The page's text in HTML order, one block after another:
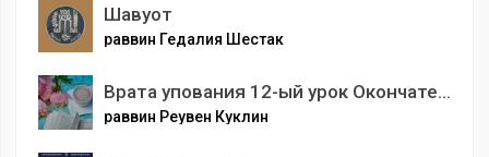
Шавуот
раввин Гедалия Шестак
Врата упования 12-ый урок Окончательный
раввин Реувен Куклин